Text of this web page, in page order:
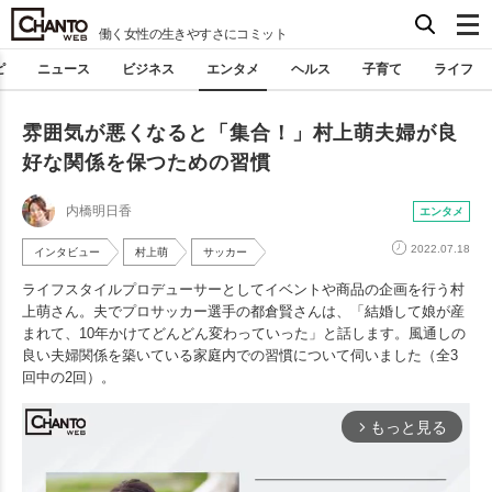
働く女性の生きやすさにコミット
ニュース ビジネス エンタメ ヘルス 子育て ライフ
雰囲気が悪くなると「集合！」村上萌夫婦が良
好な関係を保つための習慣
内橋明日香 エンタメ
インタビュー 村上萌 サッカー 2022.07.18
ライフスタイルプロデューサーとしてイベントや商品の企画を行う村
上萌さん。夫でプロサッカー選手の都倉賢さんは、「結婚して娘が産
まれて、10年かけてどんどん変わっていった」と話します。風通しの
良い夫婦関係を築いている家庭内での習慣について伺いました（全3
回中の2回）。
arrow_forward_ios もっと見る